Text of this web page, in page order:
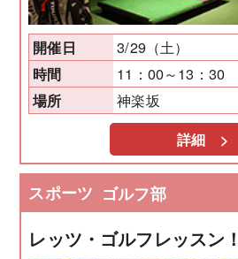
開催日 3/29（土）
時間 11：00～13：30
場所 神楽坂
詳細 >
スポーツ ゴルフ部
レッツ・ゴルフレッスン！